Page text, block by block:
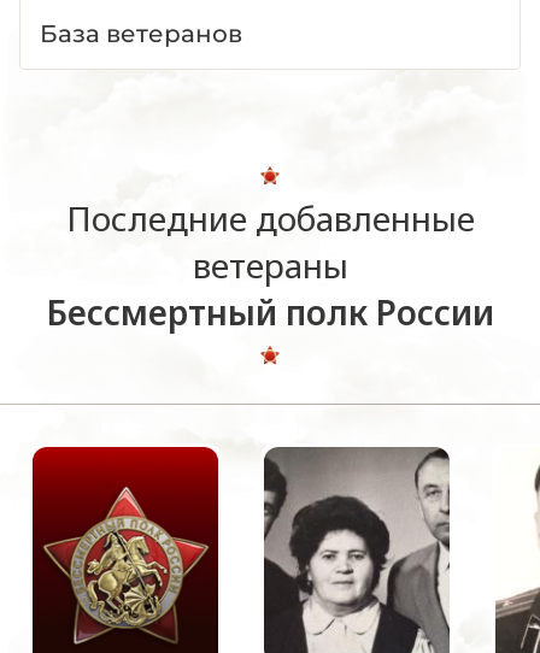
База ветеранов
Последние добавленные
ветераны
Бессмертный полк России